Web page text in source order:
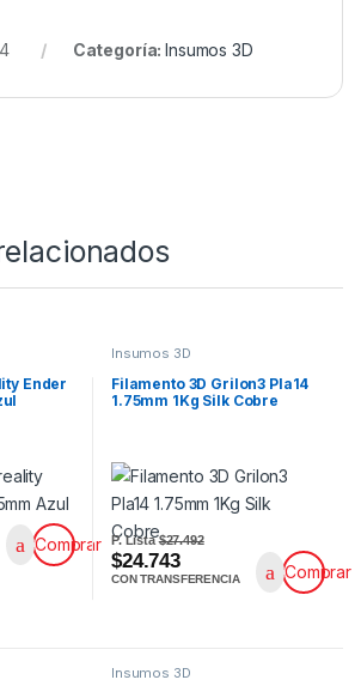
Categoría:Insumos 3D
Ender
Comprar
Insumos 3D
Filamento 3D Grilon3 Pla14
1.75mm 1Kg Silk Cobre
P. Lista$27.492
$24.743
CON TRANSFERENCIA Comprar
Insumos 3D